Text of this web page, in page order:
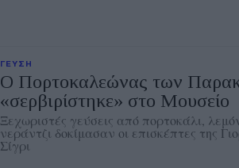
ΓΕΥΣΗ
Ο Πορτοκαλεώνας των
«σερβιρίστηκε» στο Μουσείο
Ξεχωριστές γεύσεις από πορτοκάλι,
νεράντζι δοκίμασαν οι επισκέπτες της
Σίγρι